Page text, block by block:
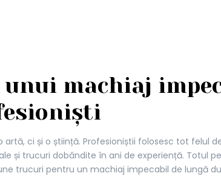
unui machiaj
artă, ci și o știință. Profesioniștii folosesc tot felul
și trucuri dobândite în ani de experiență. Totul
trucuri pentru un machiaj impecabil de lungă